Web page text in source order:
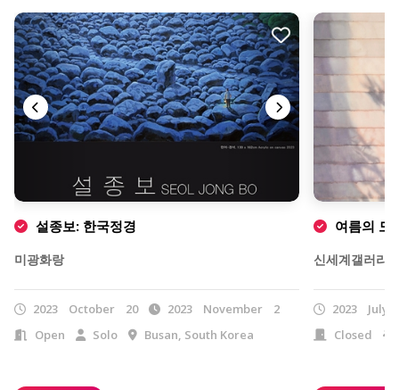
설종보: 한국정경
미광화랑
2023 October 20 2023 November
2
Open
Solo Busan, South Korea
여름의
신세계갤러리
2023
July
Closed